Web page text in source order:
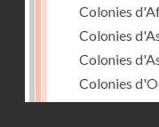
Colonies
Colonies
Colonies
Colonies
Colonies